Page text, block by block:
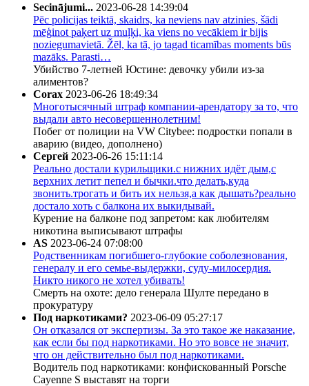
Secinājumi... 2023-06-28 14:39:04
Pēc policijas teiktā, skaidrs, ka neviens nav atzinies, šādi
mēģinot paķert uz muļķi, ka viens no vecākiem ir bijis
noziegumavietā. Žēl, ka tā, jo tagad ticamības moments būs
mazāks. Parasti…
Убийство 7-летней Юстине: девочку убили из-за
алиментов?
Corax 2023-06-26 18:49:34
Многотысячный штраф компании-арендатору за то, что
выдали авто несовершеннолетним!
Побег от полиции на VW Citybee: подростки попали в
аварию (видео, дополнено)
Сергей 2023-06-26 15:11:14
Реально достали курильщики.с нижних идёт дым,с
верхних летит пепел и бычки.что делать,куда
звонить.трогать и бить их нельзя,а как дышать?реально
достало хоть с балкона их выкидывай.
Курение на балконе под запретом: как любителям
никотина выписывают штрафы
AS 2023-06-24 07:08:00
Родственникам погибшего-глубокие соболезнования,
генералу и его семье-выдержки, суду-милосердия.
Никто никого не хотел убивать!
Смерть на охоте: дело генерала Шулте передано в
прокуратуру
Под наркотиками? 2023-06-09 05:27:17
Он отказался от экспертизы. За это такое же наказание,
как если бы под наркотиками. Но это вовсе не значит,
что он действительно был под наркотиками.
Водитель под наркотиками: конфискованный Porsche
Cayenne S выставят на торги